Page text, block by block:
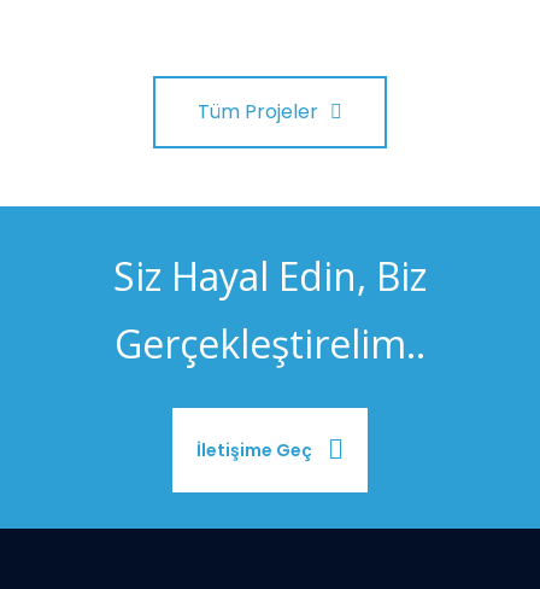
Tüm Projeler
Siz Hayal Edin, Biz
Gerçekleştirelim..
İletişime Geç